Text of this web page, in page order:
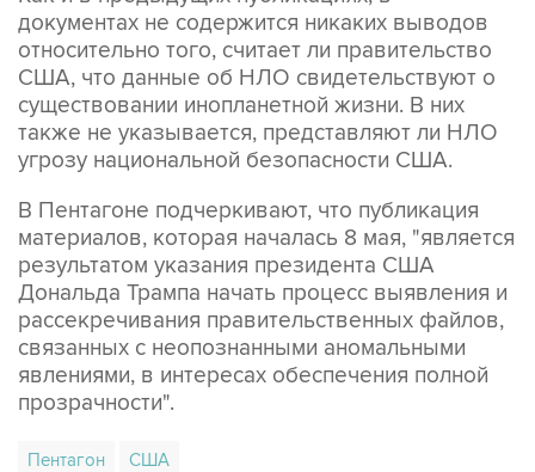
документах не содержится никаких выводов
относительно того, считает ли правительство
США, что данные об НЛО свидетельствуют о
существовании инопланетной жизни. В них
также не указывается, представляют ли НЛО
угрозу национальной безопасности США.
В Пентагоне подчеркивают, что публикация
материалов, которая началась 8 мая, "является
результатом указания президента США
Дональда Трампа начать процесс выявления и
рассекречивания правительственных файлов,
связанных с неопознанными аномальными
явлениями, в интересах обеспечения полной
прозрачности".
Пентагон США